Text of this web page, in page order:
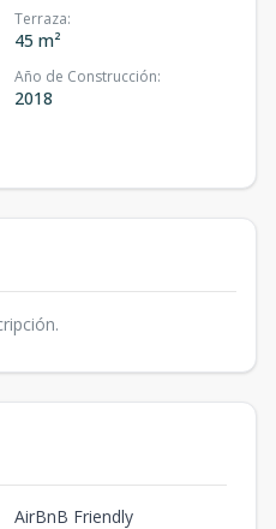
Terraza:
45 m²
Año de Construcción:
2018
AirBnB Friendly